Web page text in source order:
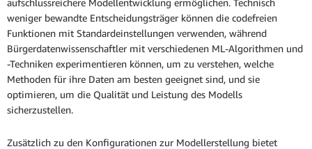
aufschlussreichere Modellentwicklung ermöglichen. Technisch
weniger bewandte Entscheidungsträger können die codefreien
Funktionen mit Standardeinstellungen verwenden, während
Bürgerdatenwissenschaftler mit verschiedenen ML-Algorithmen und
-Techniken experimentieren können, um zu verstehen, welche
Methoden für ihre Daten am besten geeignet sind, und sie
optimieren, um die Qualität und Leistung des Modells
sicherzustellen.
Zusätzlich zu den Konfigurationen zur Modellerstellung bietet